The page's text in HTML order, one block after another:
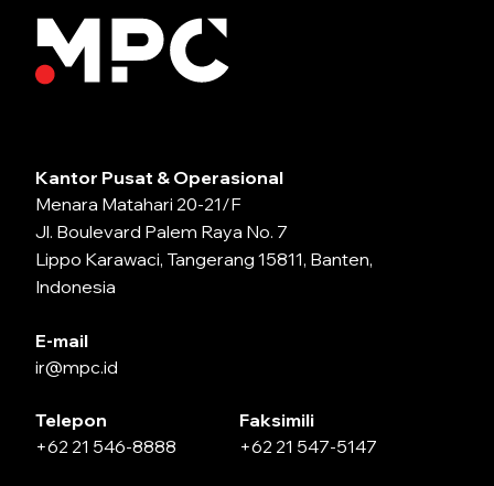
Kantor Pusat & Operasional
Menara Matahari 20-21/F
Jl. Boulevard Palem Raya No. 7
Lippo Karawaci, Tangerang 15811, Banten,
Indonesia
E-mail
ir@mpc.id
Telepon
+62 21 546-8888
Faksimili
+62 21 547-5147